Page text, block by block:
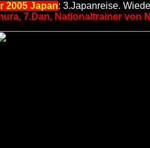
2005 Japan: 3.Japanreise.
7.Dan, Nationaltrainer von